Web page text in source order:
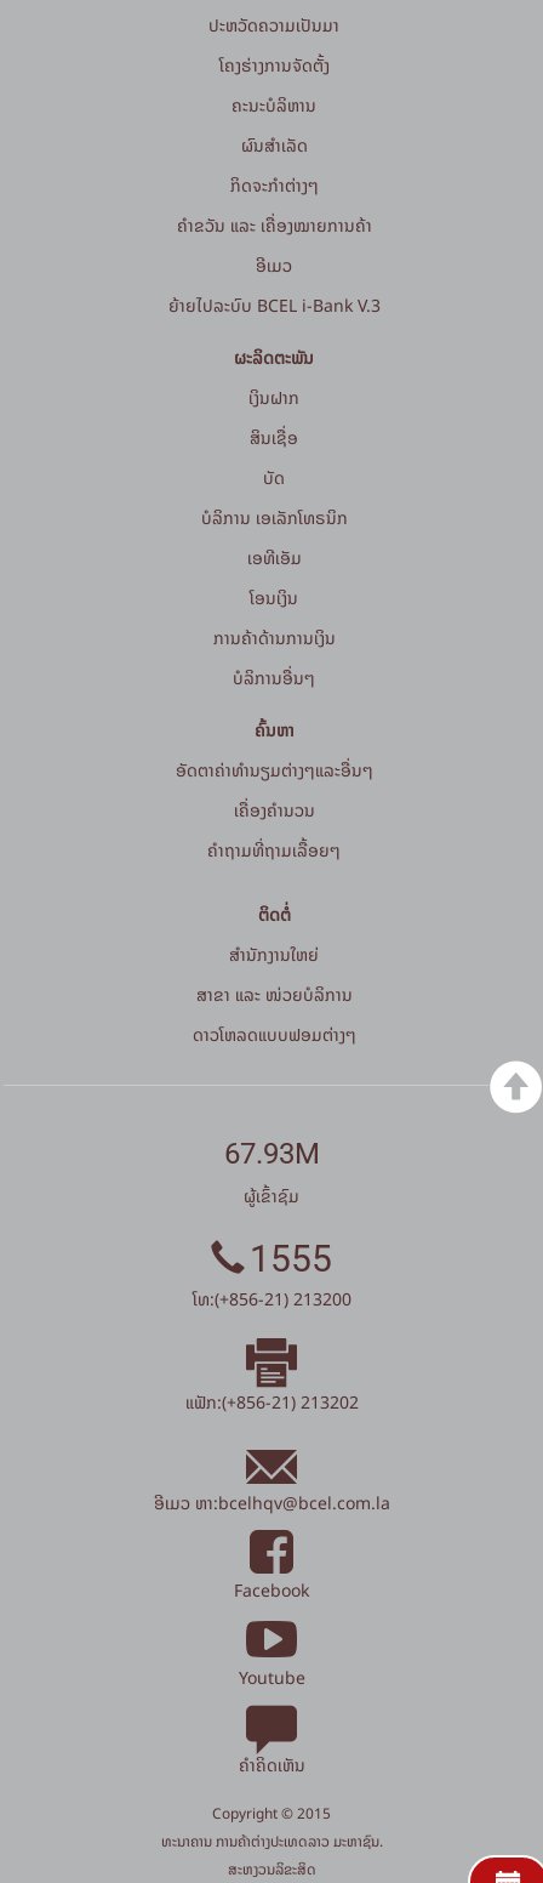
ປະຫວັດຄວາມເປັນມາ
ໂຄງຮ່າງການຈັດຕັ້ງ
ຄະນະບໍລິຫານ
ຜົນສຳເລັດ
ກິດຈະກໍາຕ່າງໆ
ຄຳຂວັນ ແລະ ເຄື່ອງໝາຍການຄ້າ
ອີເມວ
ຍ້າຍໄປລະບົບ BCEL i-Bank V.3
ຜະລິດຕະພັນ
ເງິນຝາກ
ສິນເຊື່ອ
ບັດ
ບໍລິການ ເອເລັກໂທຣນິກ
ເອທີເອັມ
ໂອນເງິນ
ການຄ້າດ້ານການເງິນ
ບໍລິການອື່ນໆ
ຄົ້ນຫາ
ອັດຕາຄ່າທຳນຽມຕ່າງໆແລະອື່ນໆ
ເຄື່ອງຄຳນວນ
ຄໍາຖາມທີ່ຖາມເລື້ອຍໆ
ຕິດຕໍ່
ສໍານັກງານໃຫຍ່
ສາຂາ ແລະ ໜ່ວຍບໍລິການ
ດາວໂຫລດແບບຟອມຕ່າງໆ
67.93M
ຜູ້ເຂົ້າຊົມ
1555
ໂທ:(+856-21) 213200
ແຟັກ:(+856-21) 213202
ອີເມວ ຫາ:bcelhqv@bcel.com.la
Facebook
Youtube
ຄຳຄິດເຫັນ
Copyright © 2015
​ທະນາຄານ ການຄ້າຕ່າງປະເທດລາວ ມະຫາຊົນ.
​ສະ​ຫງວນ​ລິ​ຂະ​ສິດ